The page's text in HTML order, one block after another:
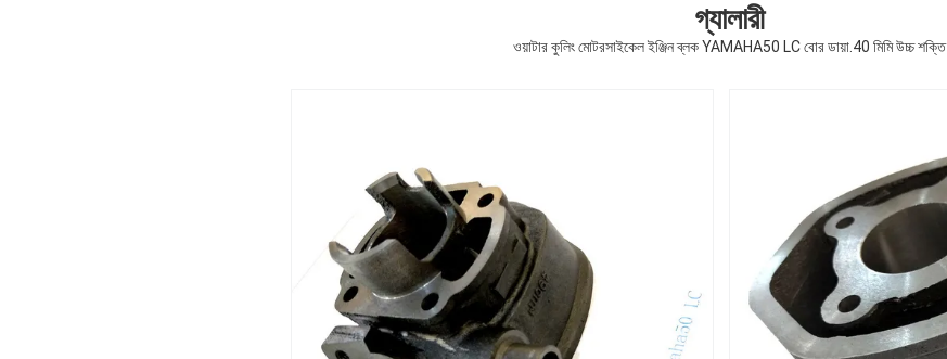
গ্যালারী
ওয়াটার কুলিং মোটরসাইকেল ইঞ্জিন ব্লক YAMAHA50 LC বোর ডায়া.40 মিমি উচ্চ শক্তি